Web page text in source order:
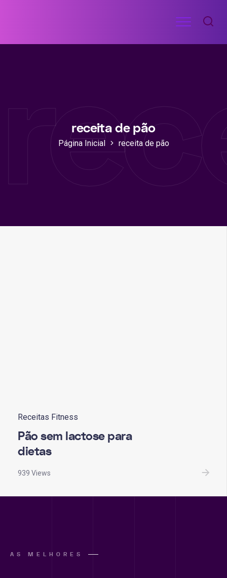
conteúdo
RECEITAS
ACADEMIA
Menu
receita de pão
Página Inicial receita de pão
Receitas Fitness
Pão sem lactose para
dietas
939 Views
AS MELHORES